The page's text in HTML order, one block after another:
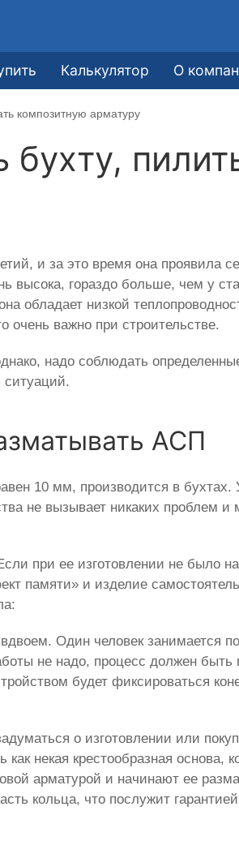
Калькулятор О
композитную арматуру
и за это время она проявила
высока, гораздо больше, чем у
обладает низкой
очень важно при строительстве.
надо соблюдать
ситуаций.
АСП
10 мм, производится в
не вызывает никаких проблем
при ее изготовлении не было
памяти» и изделие
Один человек занимается
не надо, процесс должен
будет фиксироваться
о изготовлении или
некая крестообразная основа,
арматурой и начинают ее
кольца, что послужит